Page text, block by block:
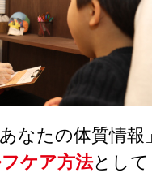
なたの体質情報
ケア方法として